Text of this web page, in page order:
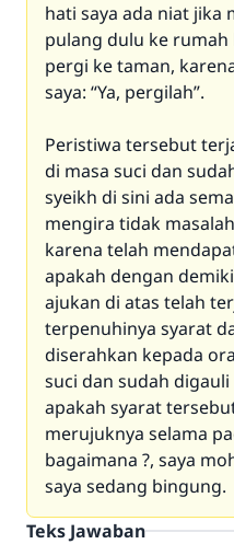
hati saya ada niat jika
pulang dulu ke rumah
pergi ke taman,
saya: “Ya, pergilah”.
Peristiwa tersebut
di masa suci dan
syeikh di sini ada
mengira tidak
karena telah
apakah dengan
ajukan di atas telah
terpenuhinya syarat
diserahkan kepada
suci dan sudah
apakah syarat
merujuknya selama
bagaimana ?, saya
saya sedang bingung.
Teks Jawaban